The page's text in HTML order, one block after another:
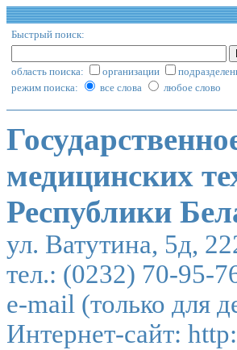
Быстрый поиск:
область поиска: организации
режим поиска:
все слова любое слово
медицинских
Республики
ул. Ватутина, 5д,
тел.: (0232) 70-95-
e-mail (только для
Интернет-сайт: